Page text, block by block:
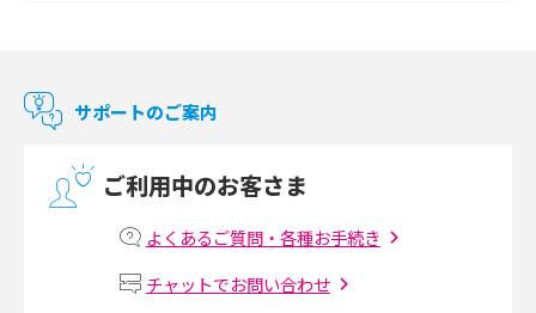
マンションで使えるWi-Fiは？種類ごとの特徴や選び方を紹介
マンションで光回線の利用を始める手順は？設備状況の確認方法も解説
Wi-Fiルーターの設定方法をわかりやすく解説！事前に準備すべきものも紹
サポートのご案内
ご利用中のお客さま
よくあるご質問・各種お手続き
チャットでお問い合わせ